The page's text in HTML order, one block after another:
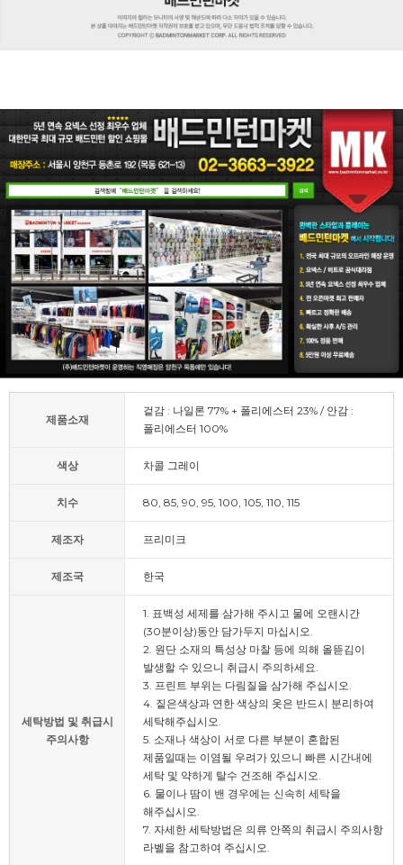
제품소재
겉감 : 나일론 77% + 폴리에스터 23% / 안감 :
폴리에스터 100%
색상 차콜 그레이
치수 80, 85, 90, 95, 100, 105, 110, 115
제조자 프리미크
제조국 한국
세탁방법 및 취급시
주의사항
1. 표백성 세제를 삼가해 주시고 물에 오랜시간
(30분이상)동안 담가두지 마십시오.
2. 원단 소재의 특성상 마찰 등에 의해 올뜯김이
발생할 수 있으니 취급시 주의하세요.
3. 프린트 부위는 다림질을 삼가해 주십시오.
4. 짙은색상과 연한 색상의 옷은 반드시 분리하여
세탁해주십시오.
5. 소재나 색상이 서로 다른 부분이 혼합된
제품일때는 이염될 우려가 있으니 빠른 시간내에
세탁 및 약하게 탈수 건조해 주십시오.
6. 물이나 땀이 밴 경우에는 신속히 세탁을
해주십시오.
7. 자세한 세탁방법은 의류 안쪽의 취급시 주의사항
라벨을 참고하여 주십시오.